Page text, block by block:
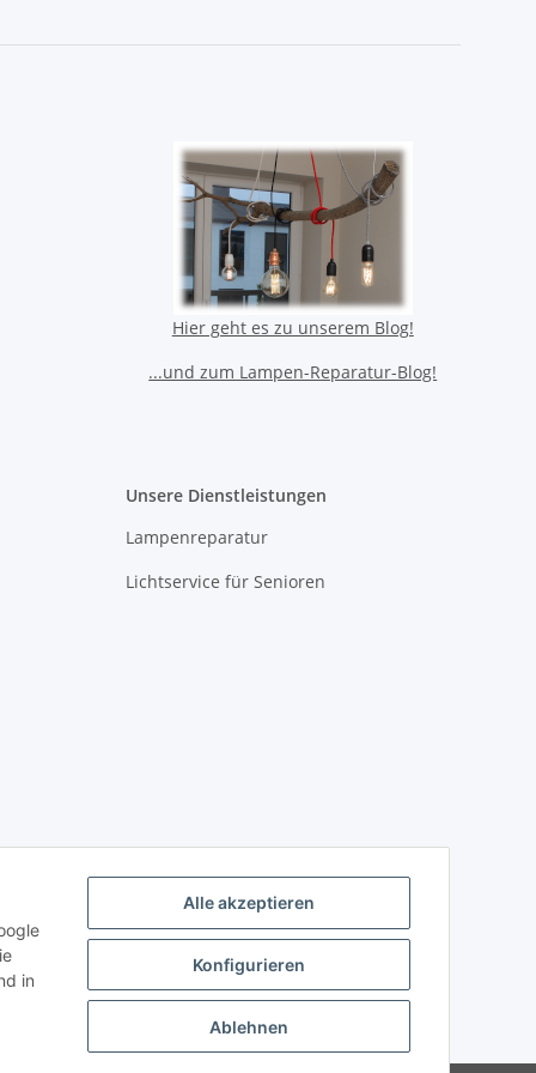
Alle akzeptieren
Konfigurieren
Ablehnen
in
Hier geht es zu unserem Blog!
...und zum Lampen-Reparatur-Blog!
Unsere Dienstleistungen
Lampenreparatur
Lichtservice für Senioren